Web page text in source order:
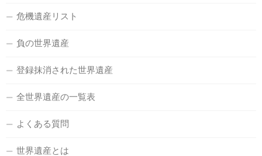
危機遺産リスト
負の世界遺産
登録抹消された世界遺産
全世界遺産の一覧表
よくある質問
世界遺産とは